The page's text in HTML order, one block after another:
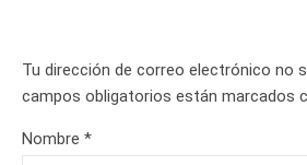
Tu dirección de correo electrónico no
campos obligatorios están marcados
Nombre *